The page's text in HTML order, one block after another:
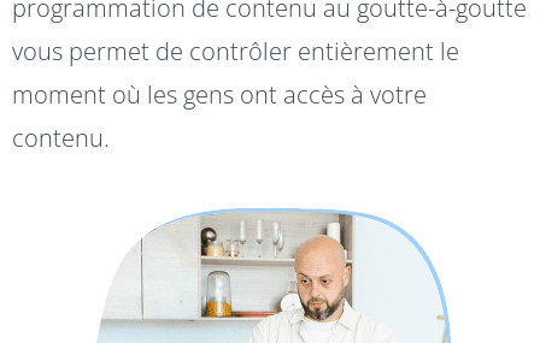
programmation de contenu au goutte-à-goutte
vous permet de contrôler entièrement le
moment où les gens ont accès à votre
contenu.